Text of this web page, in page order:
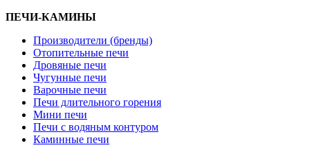
ПЕЧИ-КАМИНЫ
Производители (бренды)
Отопительные печи
Дровяные печи
Чугунные печи
Варочные печи
Печи длительного горения
Мини печи
Печи с водяным контуром
Каминные печи